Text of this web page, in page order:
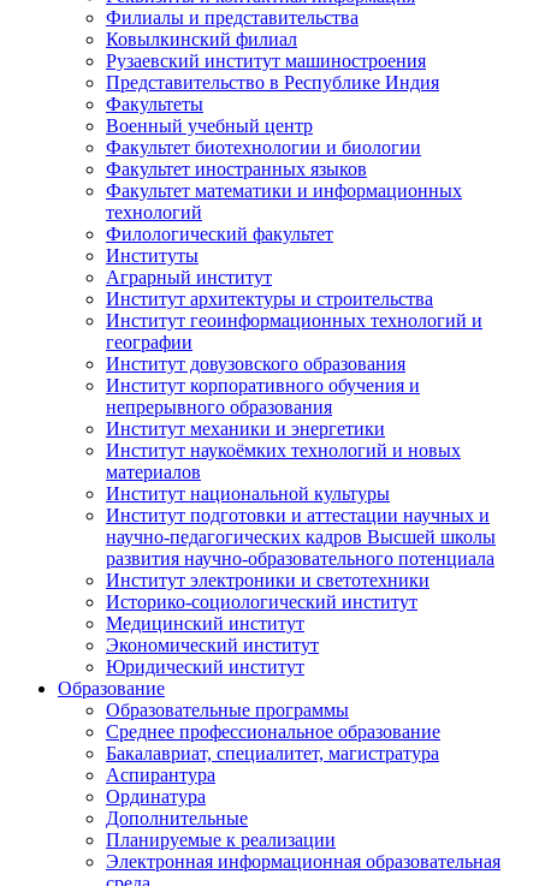
Филиалы и представительства
Ковылкинский филиал
Рузаевский институт машиностроения
Представительство в Республике Индия
Факультеты
Военный учебный центр
Факультет биотехнологии и биологии
Факультет иностранных языков
Факультет математики и информационных
технологий
Филологический факультет
Институты
Аграрный институт
Институт архитектуры и строительства
Институт геоинформационных технологий и
географии
Институт довузовского образования
Институт корпоративного обучения и
непрерывного образования
Институт механики и энергетики
Институт наукоёмких технологий и новых
материалов
Институт национальной культуры
Институт подготовки и аттестации научных и
научно-педагогических кадров Высшей школы
развития научно-образовательного потенциала
Институт электроники и светотехники
Историко-социологический институт
Медицинский институт
Экономический институт
Юридический институт
Образование
Образовательные программы
Среднее профессиональное образование
Бакалавриат, специалитет, магистратура
Аспирантура
Ординатура
Дополнительные
Планируемые к реализации
Электронная информационная образовательная